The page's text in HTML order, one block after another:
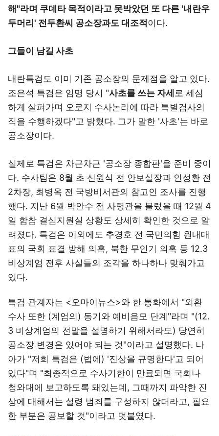
해"라며 쿠데타 목적이라고 못박았던 또 다른 '내란우
두머리' 전두환씨 공소장과도 대조적 이다.
그들이 남길 사초
내란특검도 이미 기존 공소장의 문제점을 알고 있다.
조은석 특검은 임명 당시 "사초를 쓰는 자세 로 세심
하게 살펴가며 오로지 수사논리에 따라 특별검사의
직을 수행하겠다"고 밝혔다. 그가 말한 '사초'는 바로
공소장이다.
실제로 특검은 차근차근 '공소장 종합판'을 준비 중이
다. 수사팀은 8월 초 신원식 전 안보실장과 인성환 전
2차장, 최병옥 전 국방비서관의 참고인 조사를 진행
했다. 지난 6월 박안수 전 사령관을 불렀을 때 12월 4
일 합참 결심지원실 상황도 상세히 확인한 것으로 알
려졌다. 특검은 이외에도 추경호 전 국민의힘 원내대
표의 국회 표결 방해 의혹, 북한 무인기 의혹 등 12.3
비상계엄 전후 사실들의 조각을 하나하나 맞춰가고
있다.
특검 관계자는 <오마이뉴스>와 한 통화에서 "외환
수사 또한 (계엄의) 동기와 예비음모 단계"라며 "(12.
3 비상계엄의 전말을 설명하기 위해서라도) 당연히
공소장 변경은 있어야 되는 것"이라고 설명했다. 나
아가 "저희 특검은 (법에) '진상을 규명한다'고 되어
있다"며 "최종적으로 수사기한이 만료되면 국회나
청와대에 보고하도록 돼있는데, 그때까지 파악한 진
상에 대해서는 설령 범죄를 구성하지 않더라고, 필요
한 부분은 공보할 것"이라고 덧붙였다.